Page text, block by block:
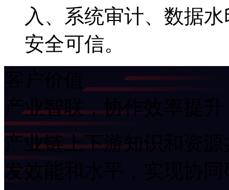
入、系统审计、数
安全可信。
产业智联，协作效率提升
产业链上下游知识和资源共
发效能和水平，实现协